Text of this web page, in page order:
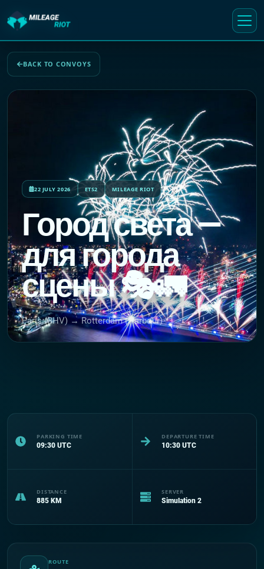
BACK TO CONVOYS
22 JULY 2026 ETS2 MILEAGE RIOT
Город света —
для города
сцены 🎭🚛
Paris (BHV) → Rotterdam (Harbour)
PARKING TIME
09:30 UTC
DEPARTURE TIME
10:30 UTC
DISTANCE
885 KM
SERVER
Simulation 2
ROUTE